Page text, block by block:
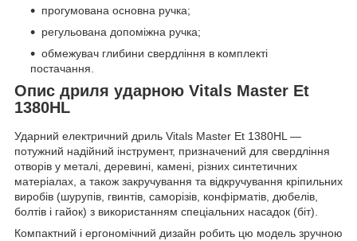
прогумована основна ручка;
регульована допоміжна ручка;
обмежувач глибини свердління в комплекті
постачання.
Опис дриля ударною Vitals Master Et
1380HL
Ударний електричний дриль Vitals Master Et 1380HL —
потужний надійний інструмент, призначений для свердління
отворів у металі, деревині, камені, різних синтетичних
матеріалах, а також закручування та відкручування кріпильних
виробів (шурупів, гвинтів, саморізів, конфірматів, дюбелів,
болтів і гайок) з використанням спеціальних насадок (біт).
Компактний і ергономічний дизайн робить цю модель зручною